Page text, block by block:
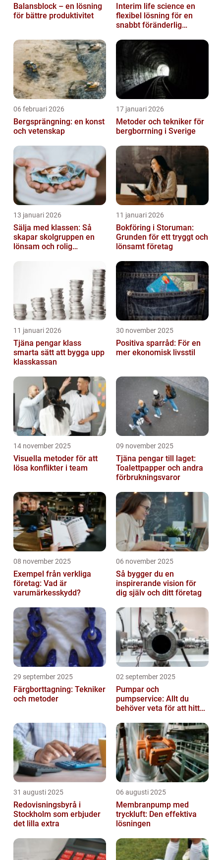
Balansblock – en lösning
för bättre produktivitet
Interim life science en
flexibel lösning för en
snabbt föränderlig
06 februari 2026
Bergsprängning: en konst
och vetenskap
17 januari 2026
Metoder och tekniker för
bergborrning i Sverige
13 januari 2026
Sälja med klassen: Så
skapar skolgruppen en
lönsam och rolig
11 januari 2026
Bokföring i Storuman:
Grunden för ett tryggt och
lönsamt företag
11 januari 2026
Tjäna pengar klass
smarta sätt att bygga upp
klasskassan
30 november 2025
Positiva sparråd: För en
mer ekonomisk livsstil
14 november 2025
Visuella metoder för att
lösa konflikter i team
09 november 2025
Tjäna pengar till laget:
Toalettpapper och andra
förbrukningsvaror
08 november 2025
Exempel från verkliga
företag: Vad är
varumärkesskydd?
06 november 2025
Så bygger du en
inspirerande vision för
dig själv och ditt företag
29 september 2025
Färgborttagning: Tekniker
och metoder
02 september 2025
Pumpar och
pumpservice: Allt du
behöver veta för att hitta
31 augusti 2025
Redovisningsbyrå i
Stockholm som erbjuder
det lilla extra
06 augusti 2025
Membranpump med
tryckluft: Den effektiva
lösningen